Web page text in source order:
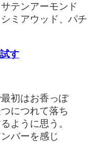
テンアーモンド
ミアウッド、パチ
す
初はお香っぽ
につれて落ち
ように思う。
バーを感じ